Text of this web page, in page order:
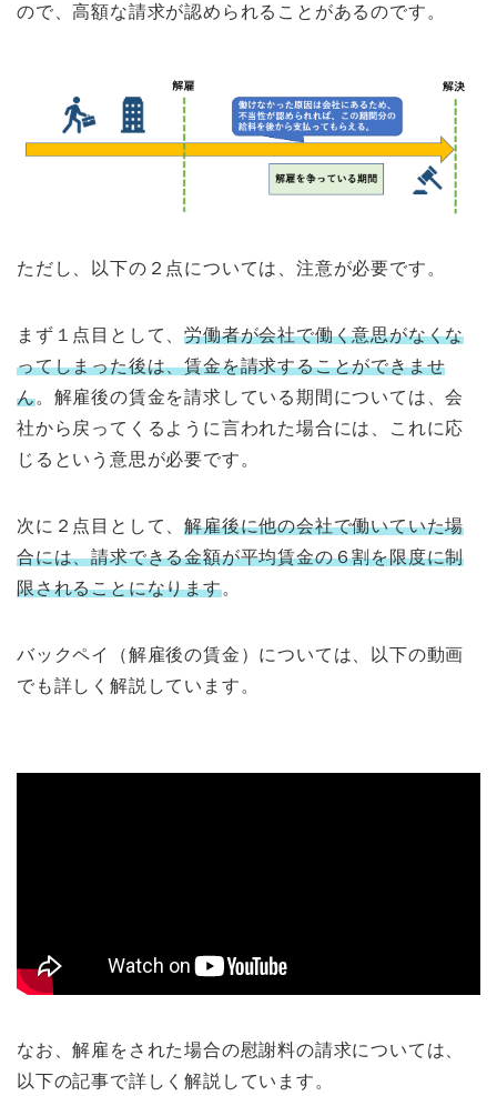
ので、高額な請求が認められることがあるのです。
ただし、以下の２点については、注意が必要です。
まず１点目として、労働者が会社で働く意思がなくな
ってしまった後は、賃金を請求することができませ
ん。解雇後の賃金を請求している期間については、会
社から戻ってくるように言われた場合には、これに応
じるという意思が必要です。
次に２点目として、解雇後に他の会社で働いていた場
合には、請求できる金額が平均賃金の６割を限度に制
限されることになります。
バックペイ（解雇後の賃金）については、以下の動画
でも詳しく解説しています。
なお、解雇をされた場合の慰謝料の請求については、
以下の記事で詳しく解説しています。